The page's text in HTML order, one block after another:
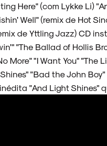
Here" (com Lykke Li)
Well" (remix de Hot
de Yttling Jazz) CD
"The Ballad of Hollis
More" "I Want You" "The
"Bad the John
"And Light Shines"